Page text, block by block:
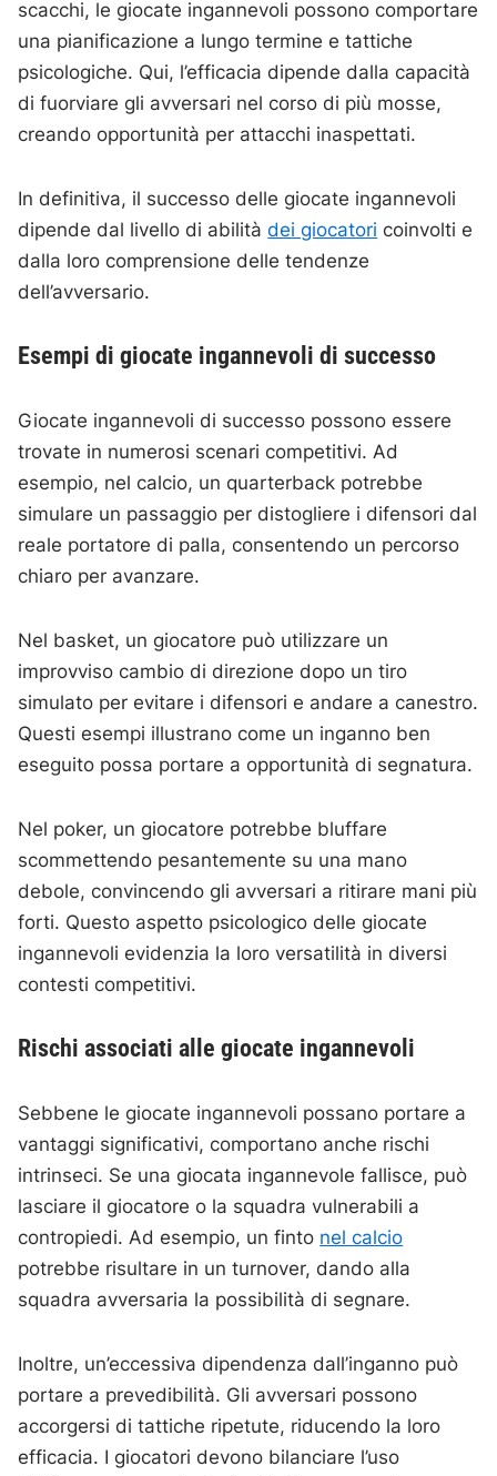
scacchi, le giocate ingannevoli possono comportare
una pianificazione a lungo termine e tattiche
psicologiche. Qui, l’efficacia dipende dalla capacità
di fuorviare gli avversari nel corso di più mosse,
creando opportunità per attacchi inaspettati.
In definitiva, il successo delle giocate ingannevoli
dipende dal livello di abilitàdei giocatori coinvolti e
dalla loro comprensione delle tendenze
dell’avversario.
Esempi di giocate ingannevoli di successo
Giocate ingannevoli di successo possono essere
trovate in numerosi scenari competitivi. Ad
esempio, nel calcio, un quarterback potrebbe
simulare un passaggio per distogliere i difensori dal
reale portatore di palla, consentendo un percorso
chiaro per avanzare.
Nel basket, un giocatore può utilizzare un
improvviso cambio di direzione dopo un tiro
simulato per evitare i difensori e andare a canestro.
Questi esempi illustrano come un inganno ben
eseguito possa portare a opportunità di segnatura.
Nel poker, un giocatore potrebbe bluffare
scommettendo pesantemente su una mano
debole, convincendo gli avversari a ritirare mani più
forti. Questo aspetto psicologico delle giocate
ingannevoli evidenzia la loro versatilità in diversi
contesti competitivi.
Rischi associati alle giocate ingannevoli
Sebbene le giocate ingannevoli possano portare a
vantaggi significativi, comportano anche rischi
intrinseci. Se una giocata ingannevole fallisce, può
lasciare il giocatore o la squadra vulnerabili a
contropiedi. Ad esempio, un finto nel calcio
potrebbe risultare in un turnover, dando alla
squadra avversaria la possibilità di segnare.
Inoltre, un’eccessiva dipendenza dall’inganno può
portare a prevedibilità. Gli avversari possono
accorgersi di tattiche ripetute, riducendo la loro
efficacia. I giocatori devono bilanciare l’uso